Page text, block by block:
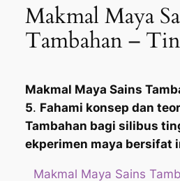
Makmal Maya
Tambahan –
Makmal Maya Sains
5. Fahami konsep dan
Tambahan bagi silibus
ekperimen maya bersifat
Makmal Maya Sains